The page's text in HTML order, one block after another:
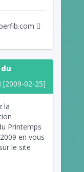
[2009-02-25]
la
Printemps
en vous
le site